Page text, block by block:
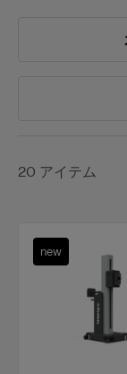
20 アイテム
new